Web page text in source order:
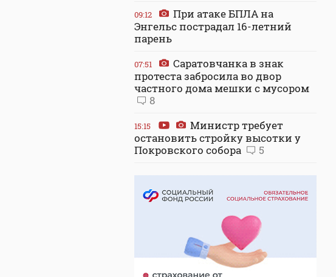
09:12
При атаке БПЛА на
Энгельс пострадал 16-летний
парень
07:51
Саратовчанка в знак
протеста забросила во двор
частного дома мешки с мусором
8
15:15
Министр требует
остановить стройку высотки у
Покровского собора
5